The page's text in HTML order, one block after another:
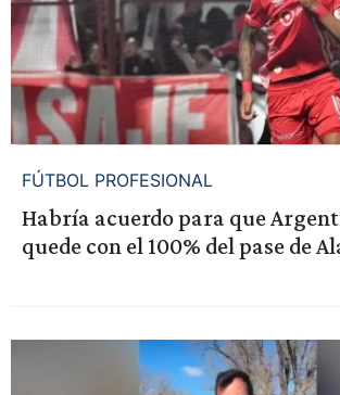
FÚTBOL PROFESIONAL
Habría acuerdo para que
quede con el 100% del pase de